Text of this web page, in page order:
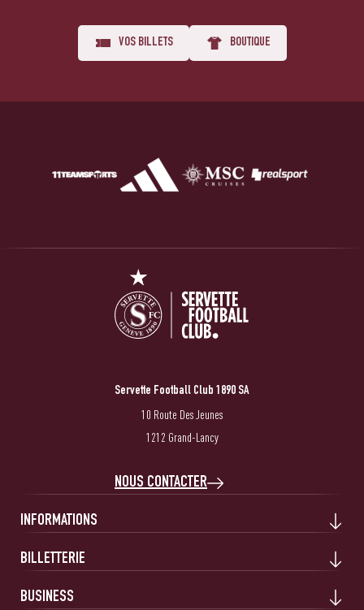
VOS BILLETS BOUTIQUE
Servette Football Club 1890 SA
10 Route Des Jeunes
1212 Grand-Lancy
NOUS CONTACTER
INFORMATIONS
BILLETTERIE
BUSINESS